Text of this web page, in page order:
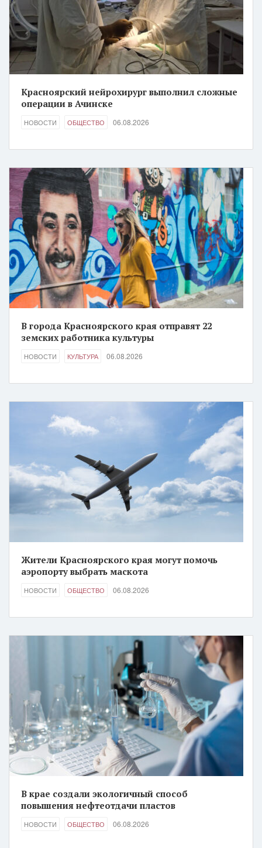
Красноярский нейрохирург выполнил сложные
операции в Ачинске
НОВОСТИ ОБЩЕСТВО 06.08.2026
В города Красноярского края отправят 22
земских работника культуры
НОВОСТИ КУЛЬТУРА 06.08.2026
Жители Красноярского края могут помочь
аэропорту выбрать маскота
НОВОСТИ ОБЩЕСТВО 06.08.2026
В крае создали экологичный способ
повышения нефтеотдачи пластов
НОВОСТИ ОБЩЕСТВО 06.08.2026